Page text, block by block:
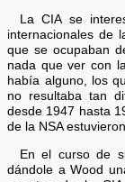
La CIA se
internacionales de
que se ocupaban
nada que ver con
había alguno, los
no resultaba tan
desde 1947 hasta
de la NSA
En el curso de
dándole a Wood